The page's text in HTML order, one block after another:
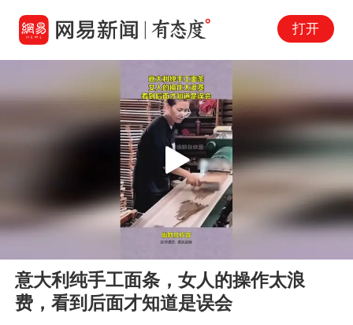
打开
Play
意大利纯手工面条，女人的操作太浪
费，看到后面才知道是误会